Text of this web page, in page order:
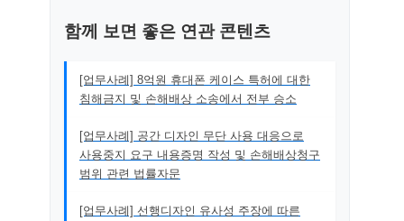
함께 보면 좋은 연관 콘텐츠
[업무사례] 8억원 휴대폰 케이스 특허에 대한
침해금지 및 손해배상 소송에서 전부 승소
[업무사례] 공간 디자인 무단 사용 대응으로
사용중지 요구 내용증명 작성 및 손해배상청구
범위 관련 법률자문
[업무사례] 선행디자인 유사성 주장에 따른